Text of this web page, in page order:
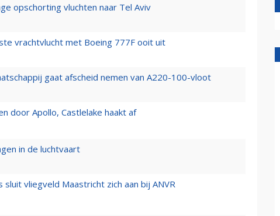
opschorting vluchten naar Tel Aviv
vrachtvlucht met Boeing 777F ooit uit
gaat afscheid nemen van A220-100-vloot
door Apollo, Castlelake haakt af
in de luchtvaart
vliegveld Maastricht zich aan bij ANVR